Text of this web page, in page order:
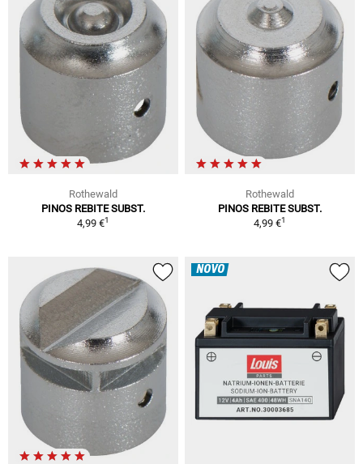
Rothewald
PINOS REBITE SUBST.
4,99 €1
Rothewald
PINOS REBITE SUBST.
4,99 €1
NOVO